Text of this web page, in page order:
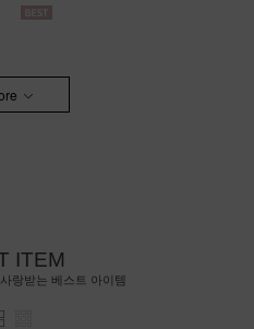
ITEM
랑받는 베스트 아이템